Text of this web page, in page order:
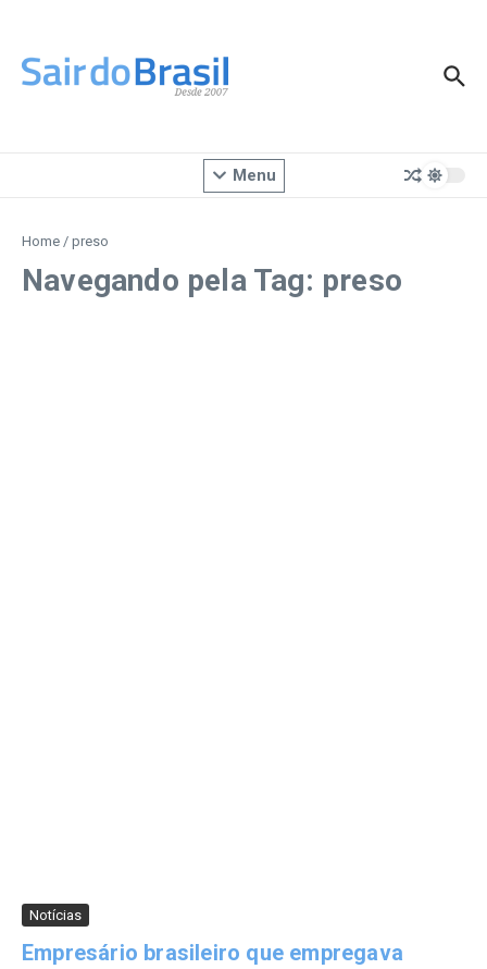
Menu
Home / preso
Navegando pela Tag: preso
Notícias
Empresário brasileiro que empregava